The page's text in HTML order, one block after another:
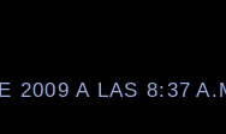
2009 A LAS 8:37